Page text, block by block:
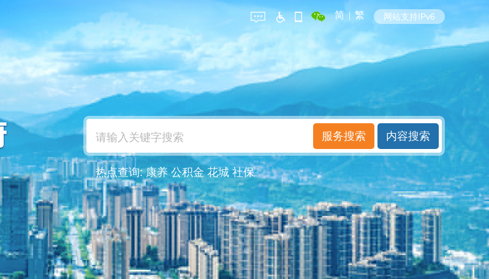
简 | 繁 网站支持IPv6
热点查询:康养 公积金 花城 社保